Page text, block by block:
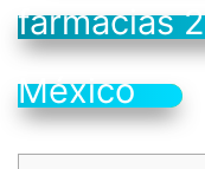
farmacias
México